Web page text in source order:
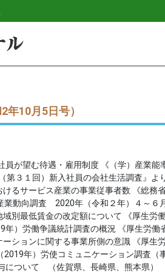
年10月5日号）
員が望む待遇・雇用制度 《（学）産業能
第３１回）新入社員の会社生活調査』よ
けるサービス産業の事業従事者数 《総務省
業動向調査 2020年（令和２年）４～６
別最低賃金の改定額について 《厚生労働
年）労働争議統計調査の概況 《厚生労働
ションに関する事業所側の意識 《厚生労
2019年）労使コミュニケーション調査（
について （佐賀県、長崎県、熊本県）